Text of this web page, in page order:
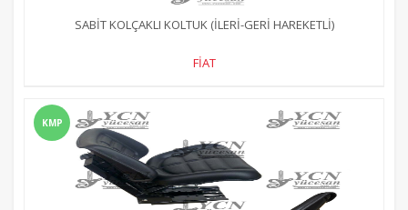
SABİT KOLÇAKLI KOLTUK (İLERİ-GERİ HAREKETLİ)
FİAT
KMP